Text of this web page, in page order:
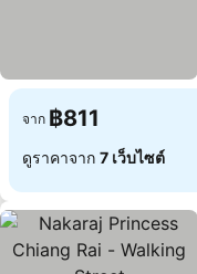
จาก ฿811
ดูราคาจาก 7 เว็บไซต์